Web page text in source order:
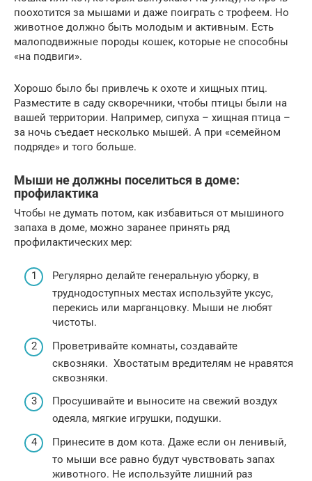
поохотится за мышами и даже поиграть с трофеем. Но
животное должно быть молодым и активным. Есть
малоподвижные породы кошек, которые не способны
«на подвиги».
Хорошо было бы привлечь к охоте и хищных птиц.
Разместите в саду скворечники, чтобы птицы были на
вашей территории. Например, сипуха – хищная птица –
за ночь съедает несколько мышей. А при «семейном
подряде» и того больше.
Мыши не должны поселиться в доме:
профилактика
Чтобы не думать потом, как избавиться от мышиного
запаха в доме, можно заранее принять ряд
профилактических мер:
Регулярно делайте генеральную уборку, в
труднодоступных местах используйте уксус,
перекись или марганцовку. Мыши не любят
чистоты.
Проветривайте комнаты, создавайте
сквозняки. Хвостатым вредителям не нравятся
сквозняки.
Просушивайте и выносите на свежий воздух
одеяла, мягкие игрушки, подушки.
Принесите в дом кота. Даже если он ленивый,
то мыши все равно будут чувствовать запах
животного. Не используйте лишний раз